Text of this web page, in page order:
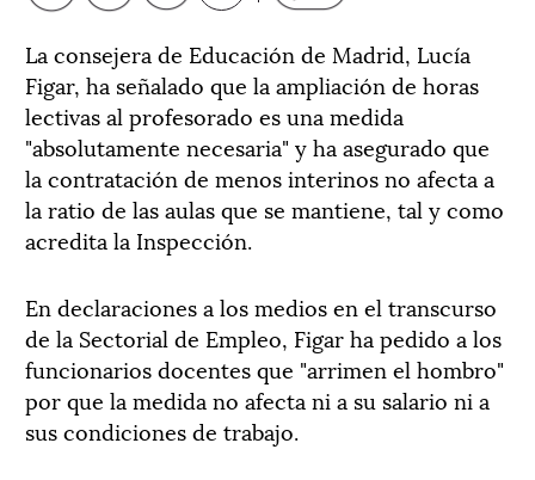
La consejera de Educación de Madrid, Lucía
Figar, ha señalado que la ampliación de horas
lectivas al profesorado es una medida
"absolutamente necesaria" y ha asegurado que
la contratación de menos interinos no afecta a
la ratio de las aulas que se mantiene, tal y como
acredita la Inspección.
En declaraciones a los medios en el transcurso
de la Sectorial de Empleo, Figar ha pedido a los
funcionarios docentes que "arrimen el hombro"
por que la medida no afecta ni a su salario ni a
sus condiciones de trabajo.